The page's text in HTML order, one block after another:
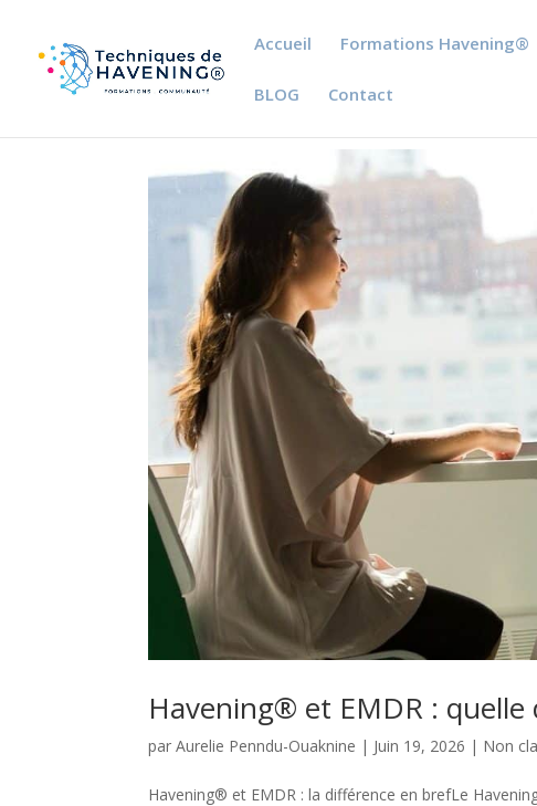
Accueil Formations Havening®
BLOG Contact
Havening® et EMDR :
parAurelie Penndu-Ouaknine | Juin 19, 2026 | Non
Havening® et EMDR : la différence en brefLe